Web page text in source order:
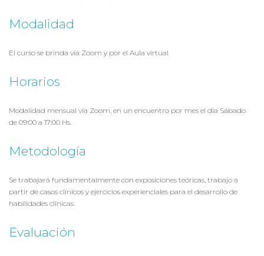
Modalidad
El curso se brinda vía Zoom y por el Aula virtual
Horarios
Modalidad mensual vía Zoom, en un encuentro por mes el día Sábado
de 09:00 a 17:00 Hs.
Metodología
Se trabajará fundamentalmente con exposiciones teóricas, trabajo a
partir de casos clínicos y ejercicios experienciales para el desarrollo de
habilidades clínicas.
Evaluación